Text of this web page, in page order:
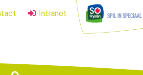
Intranet